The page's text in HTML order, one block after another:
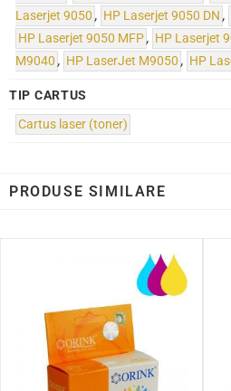
Laserjet 9050 , HP Laserjet 9050 DN ,
HP Laserjet 9050 MFP, HP Laserjet
M9040 , HP LaserJet M9050 , HP
TIP CARTUS
Cartus laser (toner)
PRODUSE SIMILARE